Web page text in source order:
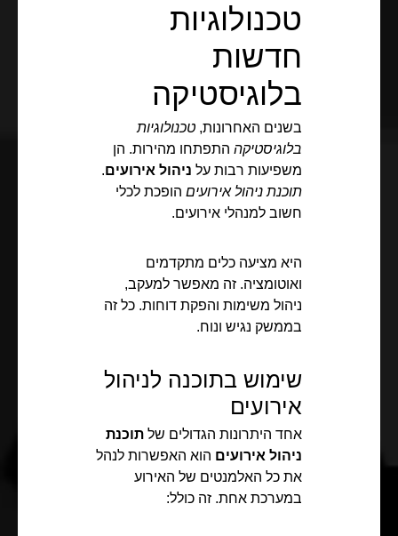
טכנולוגיות
חדשות
בלוגיסטיקה
בשנים האחרונות, טכנולוגיות
בלוגיסטיקה התפתחו מהירות. הן
משפיעות רבות על ניהול אירועים.
תוכנת ניהול אירועים הופכת לכלי
חשוב למנהלי אירועים.
היא מציעה כלים מתקדמים
ואוטומציה. זה מאפשר למעקב,
ניהול משימות והפקת דוחות. כל זה
בממשק נגיש ונוח.
שימוש בתוכנה לניהול
אירועים
אחד היתרונות הגדולים של תוכנת
ניהול אירועים הוא האפשרות לנהל
את כל האלמנטים של האירוע
במערכת אחת. זה כולל: